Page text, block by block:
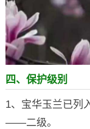
四、保护级别
1、宝华玉兰已列
——二级。